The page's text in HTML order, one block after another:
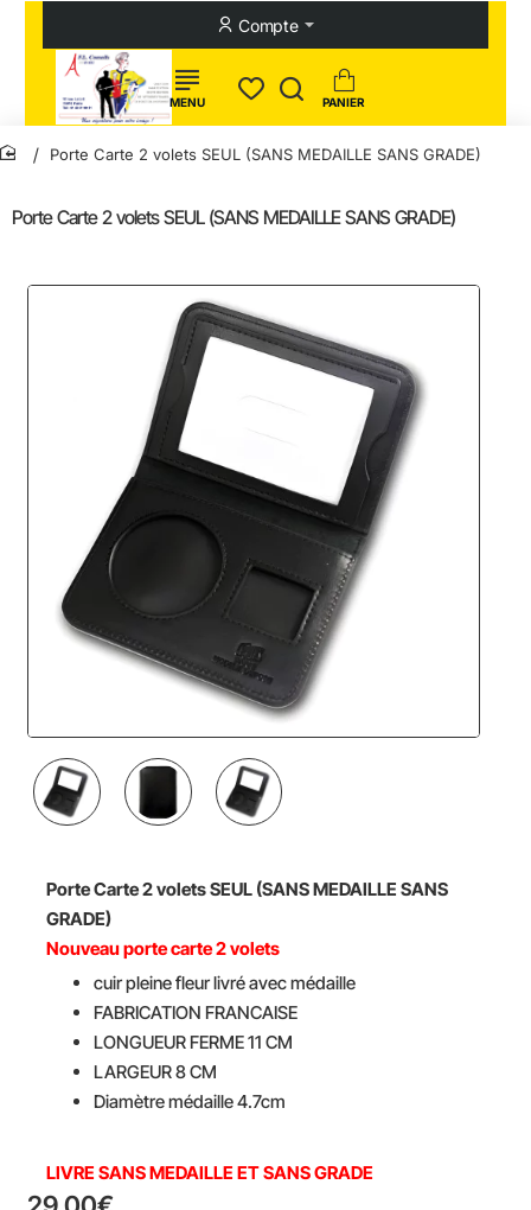
Compte
Porte Carte 2 volets SEUL (SANS MEDAILLE SANS GRADE)
home
Porte Carte 2 volets SEUL (SANS MEDAILLE SANS GRADE)
Porte Carte 2 voletsSEUL (SANS MEDAILLE SANS
GRADE)
Nouveau porte carte2 volets
cuir pleine fleur livré avec médaille
FABRICATION FRANCAISE
LONGUEUR FERME 11 CM
LARGEUR 8 CM
Diamètre médaille 4.7cm
LIVRE SANS MEDAILLE ET SANS GRADE